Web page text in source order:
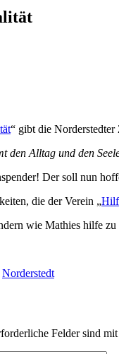
“ gibt die
den Alltag und den
Der soll nun
die der Verein „
wie Mathies hilfe zu
Norderstedt
Felder sind mit